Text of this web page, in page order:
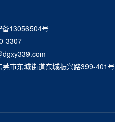
备13056504号
3307
dgxy339.com
市东城街道东城振兴路399-401号